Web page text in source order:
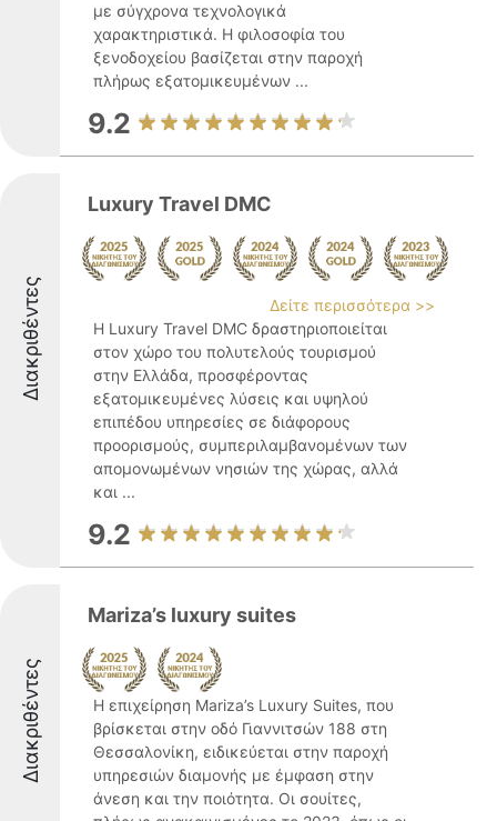
με σύγχρονα τεχνολογικά
χαρακτηριστικά. Η φιλοσοφία του
ξενοδοχείου βασίζεται στην παροχή
πλήρως εξατομικευμένων ...
9.2
Διακριθέντες
Luxury Travel DMC
Δείτε περισσότερα >>
Η Luxury Travel DMC δραστηριοποιείται
στον χώρο του πολυτελούς τουρισμού
στην Ελλάδα, προσφέροντας
εξατομικευμένες λύσεις και υψηλού
επιπέδου υπηρεσίες σε διάφορους
προορισμούς, συμπεριλαμβανομένων των
απομονωμένων νησιών της χώρας, αλλά
και ...
9.2
Διακριθέντες
Mariza’s luxury suites
Η επιχείρηση Mariza’s Luxury Suites, που
βρίσκεται στην οδό Γιαννιτσών 188 στη
Θεσσαλονίκη, ειδικεύεται στην παροχή
υπηρεσιών διαμονής με έμφαση στην
άνεση και την ποιότητα. Οι σουίτες,